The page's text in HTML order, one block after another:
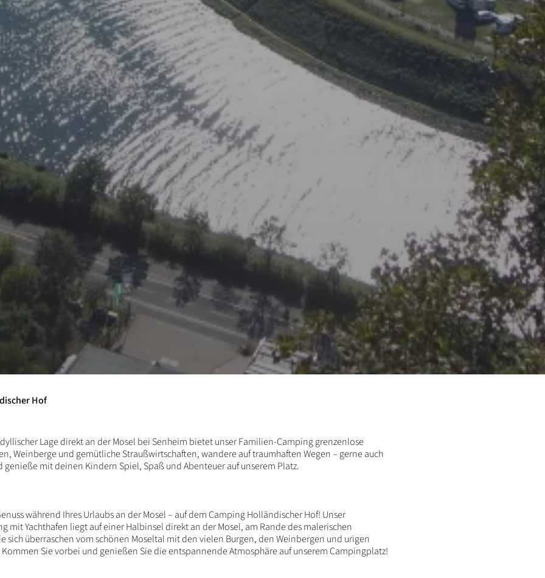
Hof
Lage direkt an der Mosel bei Senheim bietet unser Familien-Camping grenzenlose
Weinberge und gemütliche Straußwirtschaften, wandere auf traumhaften Wegen – gerne auch
genieße mit deinen Kindern Spiel, Spaß und Abenteuer auf unserem Platz.
während Ihres Urlaubs an der Mosel – auf dem Camping Holländischer Hof! Unser
mit Yachthafen liegt auf einer Halbinsel direkt an der Mosel, am Rande des malerischen
sich überraschen vom schönen Moseltal mit den vielen Burgen, den Weinbergen und urigen
Sie vorbei und genießen Sie die entspannende Atmosphäre auf unserem Campingplatz!